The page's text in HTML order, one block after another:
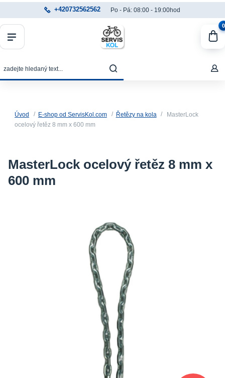
+420732562562 Po - Pá: 08:00 - 19:00hod
0
Úvod E-shop od ServisKol.com Řetězy na kola
MasterLock
ocelový řetěz 8 mm x 600 mm
MasterLock ocelový řetěz 8 mm x
600 mm